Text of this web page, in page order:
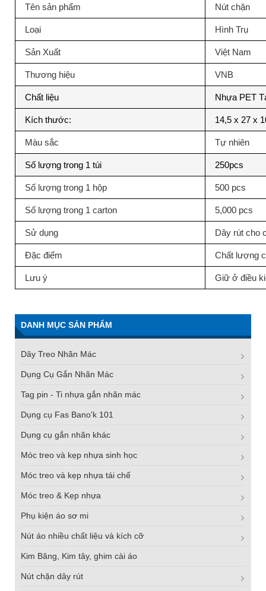
Tên sản phẩm Nút chặn
Loại Hình Trụ
Sản Xuất Việt Nam
Thương hiệu VNB
Chất liệu Nhựa PET
Kích thước: 14,5 x 27 x
Màu sắc Tự nhiên
Số lượng trong 1 túi 250pcs
Số lượng trong 1 hộp 500 pcs
Số lượng trong 1 carton 5,000 pcs
Sử dụng Dây rút cho
Đặc điểm Chất lượng
Lưu ý Giữ ở điều
DANH MỤC SẢN PHẨM
Dây Treo Nhãn Mác
Dụng Cụ Gắn Nhãn Mác
Tag pin - Ti nhựa gắn nhãn mác
Dụng cụ Fas Bano'k 101
Dụng cụ gắn nhãn khác
Móc treo và kẹp nhựa sinh học
Móc treo và kẹp nhựa tái chế
Móc treo & Kẹp nhựa
Phụ kiện áo sơ mi
Nút áo nhiều chất liệu và kích cỡ
Kim Băng, Kim tây, ghim cài áo
Nút chặn dây rút